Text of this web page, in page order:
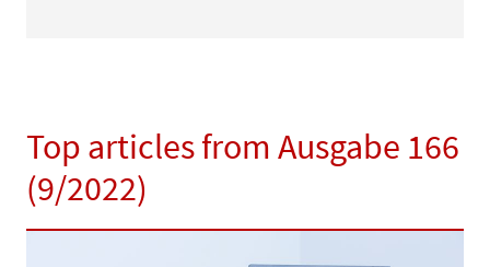
Top articles from Ausgabe 166
(9/2022)